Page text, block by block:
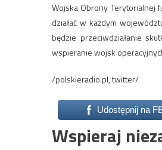
Wojska Obrony Terytorialnej
działać w każdym
będzie przeciwdziałanie
wspieranie wojsk
/polskieradio.pl, twitter/
Udostępnij na
Wspieraj